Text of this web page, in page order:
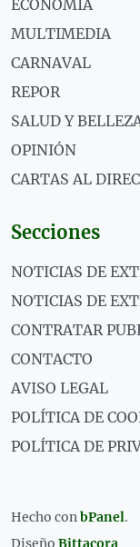
ECONOMÍA
MULTIMEDIA
CARNAVAL
REPOR
SALUD Y
OPINIÓN
CARTAS AL
Secciones
NOTICIAS DE
NOTICIAS DE
CONTRATAR
CONTACTO
AVISO LEGAL
POLÍTICA DE
POLÍTICA DE
Hecho conbPanel.
Diseño Bittacora